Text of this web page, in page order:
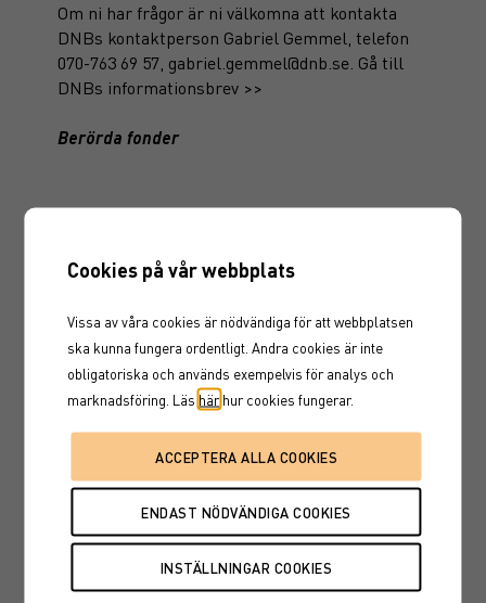
Om ni har frågor är ni välkomna att kontakta
DNBs kontaktperson Gabriel Gemmel, telefon
070-763 69 57, gabriel.gemmel@dnb.se. Gå till
DNBs informationsbrev >>
Berörda fonder
Renewable
Energy
(EUR)
LU0302296149
Renewable
Energy
(SEK)
LU2553958823
Equities
LU0083425479
Nordic
Equities
(SEK)
LU2553958666
Asian Mid
Cookies på vår webbplats
Vissa av våra cookies är nödvändiga för att webbplatsen
ska kunna fungera ordentligt. Andra cookies är inte
obligatoriska och används exempelvis för analys och
marknadsföring. Läs härhur cookies fungerar.